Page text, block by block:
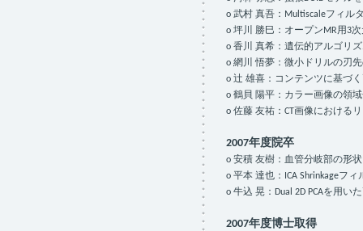
o 武村 真吾：Multiscaleフィル
o 坪川 勝巳：オープンMR用3
o 香川 真希：遺伝的アルゴリ
o 網川 悟夢：微小ドリルの刃
o 辻 雄喜：コンテンツに基づ
o 鶴貝 陽平：カラー画像の領
o 佐藤 友祐：CT画像における
2007年度院卒
o 安積 友樹：血管分岐部の形
o 平本 達也：ICA Shrinkageフ
o 牛込 晃：Dual 2D PCAを用い
2007年度博士取得